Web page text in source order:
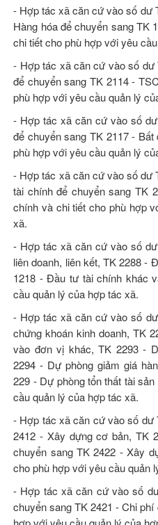
- Hợp tác xã căn cứ vào số dư
Hàng hóa để chuyển sang TK
chi tiết cho phù hợp với yêu
- Hợp tác xã căn cứ vào số
để chuyển sang TK 2114 -
phù hợp với yêu cầu quản lý
- Hợp tác xã căn cứ vào số
để chuyển sang TK 2117 -
phù hợp với yêu cầu quản lý
- Hợp tác xã căn cứ vào số dư
tài chính để chuyển sang TK
chính và chi tiết cho phù hợp
xã.
- Hợp tác xã căn cứ vào số
liên doanh, liên kết, TK 2288 -
1218 - Đầu tư tài chính khác
cầu quản lý của hợp tác xã.
- Hợp tác xã căn cứ vào số
chứng khoán kinh doanh, TK
vào đơn vị khác, TK 2293 -
2294 - Dự phòng giảm giá
229 - Dự phòng tổn thất tài
cầu quản lý của hợp tác xã.
- Hợp tác xã căn cứ vào số
2412 - Xây dựng cơ bản, TK
chuyển sang TK 2422 - Xây
cho phù hợp với yêu cầu quản
- Hợp tác xã căn cứ vào số
chuyển sang TK 2421 - Chi